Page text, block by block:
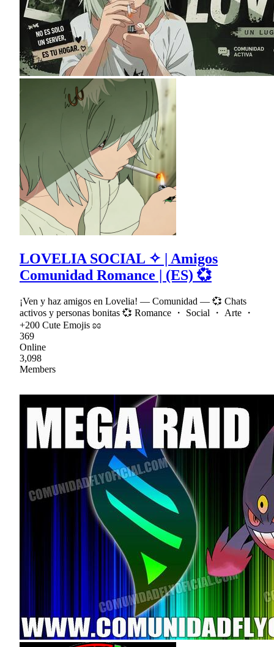
LOVELIA SOCIAL ✧ | Amigos
Comunidad Romance | (ES) 💞
¡Ven y haz amigos en Lovelia! — Comunidad — 💞 Chats
activos y personas bonitas 💞 Romance ・ Social ・ Arte ・
+200 Cute Emojis ʚɞ
369
Online
3,098
Members